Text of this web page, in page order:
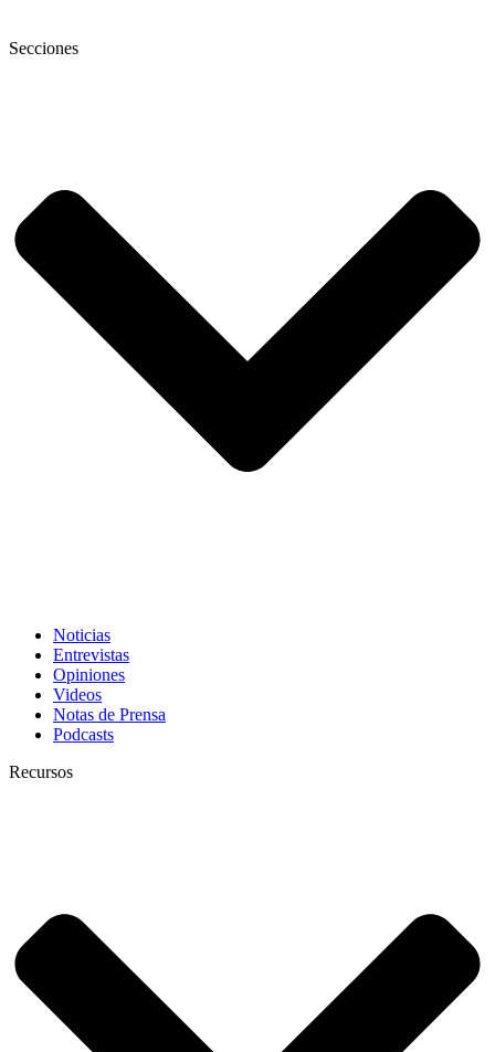
Secciones
Noticias
Entrevistas
Opiniones
Videos
Notas de Prensa
Podcasts
Recursos